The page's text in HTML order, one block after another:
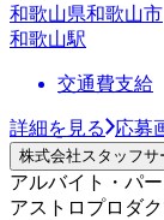
和歌山県和歌山市
和歌山駅
交通費支給
詳細を見る 応募
株式会社スタッフ
アルバイト・パー
アストロプロダ